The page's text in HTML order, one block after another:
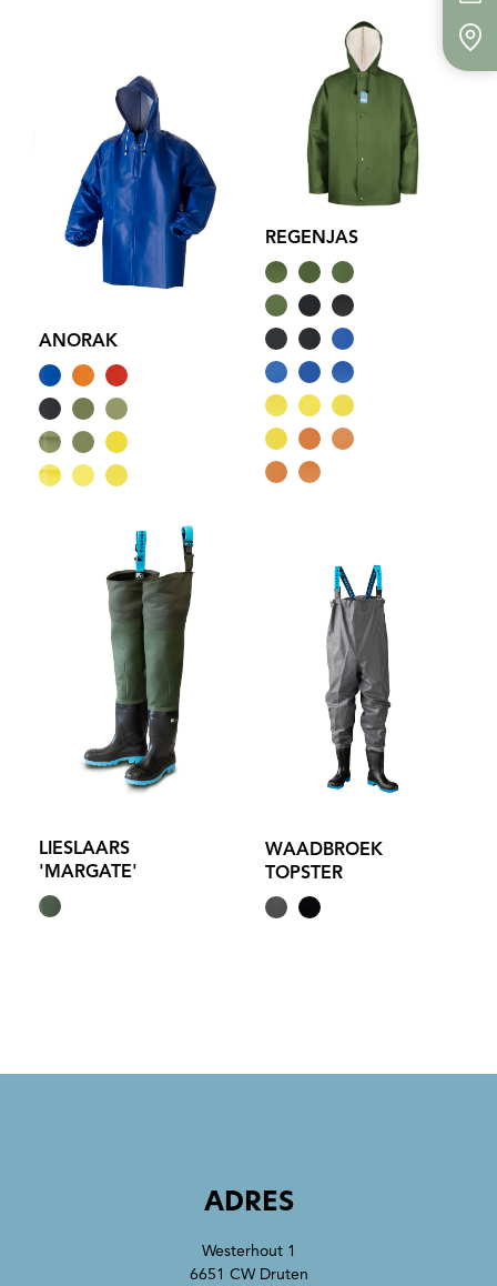
ANORAK
REGENJAS
LIESLAARS
'MARGATE'
WAADBROEK
TOPSTER
ADRES
Westerhout 1
6651 CW Druten